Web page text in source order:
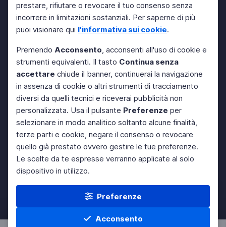
prestare, rifiutare o revocare il tuo consenso senza
incorrere in limitazioni sostanziali. Per saperne di più
puoi visionare qui l'informativa sui cookie.
Premendo Acconsento, acconsenti all'uso di cookie e
strumenti equivalenti. Il tasto Continua senza
accettare chiude il banner, continuerai la navigazione
in assenza di cookie o altri strumenti di tracciamento
diversi da quelli tecnici e riceverai pubblicità non
personalizzata. Usa il pulsante Preferenze per
selezionare in modo analitico soltanto alcune finalità,
terze parti e cookie, negare il consenso o revocare
quello già prestato ovvero gestire le tue preferenze.
Le scelte da te espresse verranno applicate al solo
dispositivo in utilizzo.
Preferenze
Acconsento